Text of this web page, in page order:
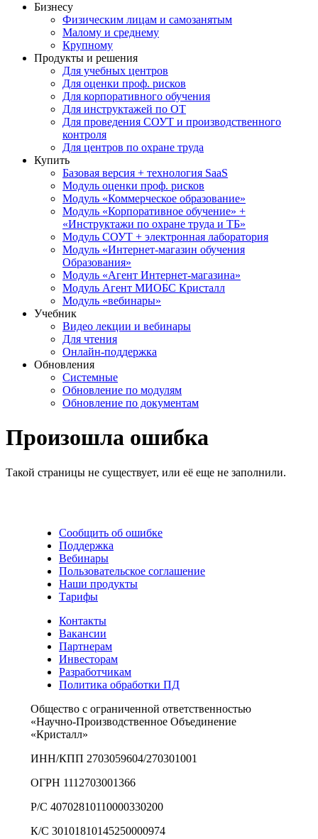
Бизнесу
Физическим лицам и самозанятым
Малому и среднему
Крупному
Продукты и решения
Для учебных центров
Для оценки проф. рисков
Для корпоративного обучения
Для инструктажей по ОТ
Для проведения СОУТ и производственного
контроля
Для центров по охране труда
Купить
Базовая версия + технология SaaS
Модуль оценки проф. рисков
Модуль «Коммерческое образование»
Модуль «Корпоративное обучение» +
«Инструктажи по охране труда и ТБ»
Модуль СОУТ + электронная лаборатория
Модуль «Интернет-магазин обучения
Образования»
Модуль «Агент Интернет-магазина»
Модуль Агент МИОБС Кристалл
Модуль «вебинары»
Учебник
Видео лекции и вебинары
Для чтения
Онлайн-поддержка
Обновления
Системные
Обновление по модулям
Обновление по документам
Произошла ошибка
Такой страницы не существует, или её еще не заполнили.
Сообщить об ошибке
Поддержка
Вебинары
Пользовательское соглашение
Наши продукты
Тарифы
Контакты
Вакансии
Партнерам
Инвесторам
Разработчикам
Политика обработки ПД
Общество с ограниченной ответственностью
«Научно-Производственное Объединение
«Кристалл»
ИНН/КПП 2703059604/270301001
ОГРН 1112703001366
Р/С 40702810110000330200
К/С 30101810145250000974